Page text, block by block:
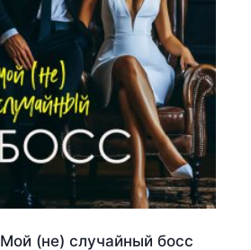
Мой (не) случайный босс